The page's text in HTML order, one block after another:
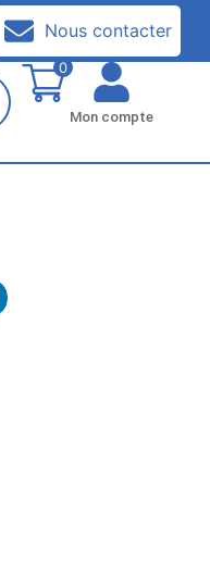
Nous contacter
0
Mon compte